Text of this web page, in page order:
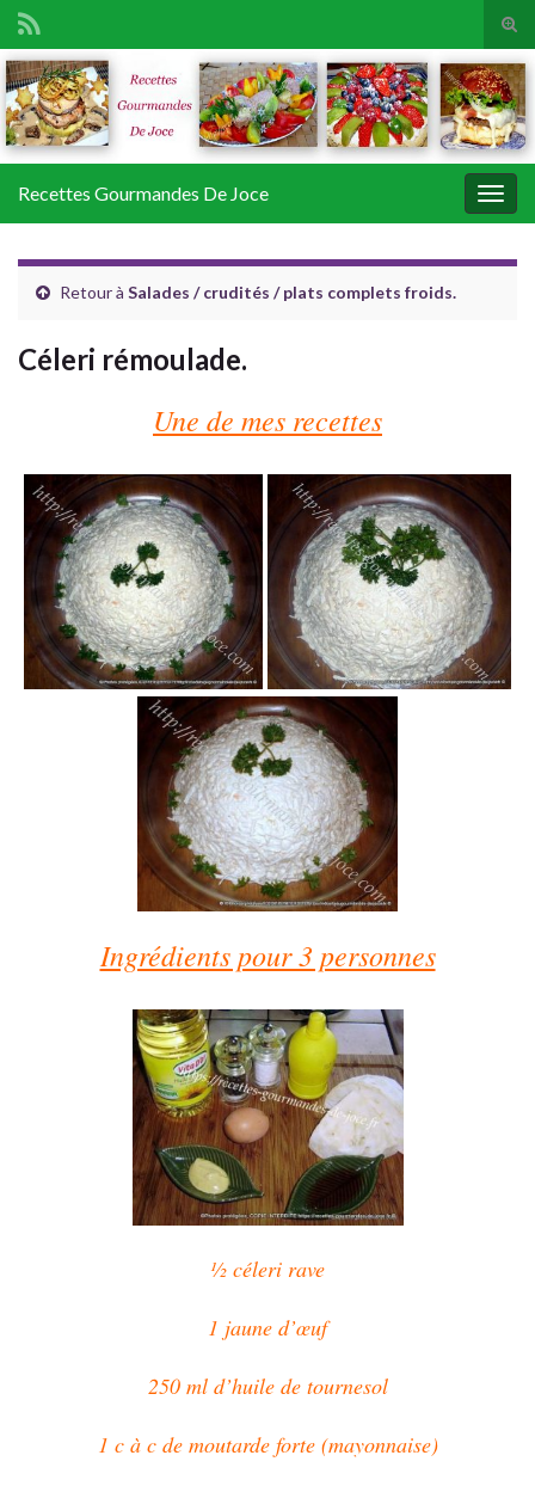
Search for:
Recettes Gourmandes De Joce
Retour à Salades / crudités / plats complets froids.
Céleri rémoulade.
Une de mes recettes
Ingrédients pour 3 personnes
½ céleri rave
1 jaune d’œuf
250 ml d’huile de tournesol
1 c à c de moutarde forte (mayonnaise)